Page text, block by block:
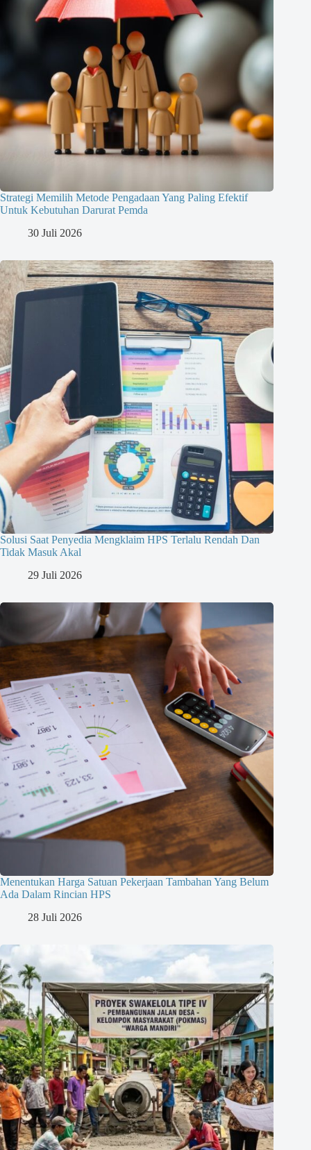
Strategi Memilih Metode Pengadaan Yang Paling Efektif
Untuk Kebutuhan Darurat Pemda
30 Juli 2026
Solusi Saat Penyedia Mengklaim HPS Terlalu Rendah Dan
Tidak Masuk Akal
29 Juli 2026
Menentukan Harga Satuan Pekerjaan Tambahan Yang Belum
Ada Dalam Rincian HPS
28 Juli 2026